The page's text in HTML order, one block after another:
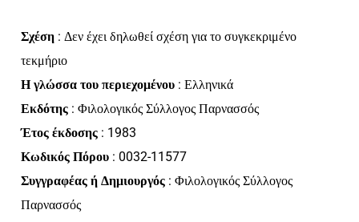
Σχέση: Δεν έχει δηλωθεί σχέση για το συγκεκριμένο
τεκμήριο
Η γλώσσα του περιεχομένου: Ελληνικά
Εκδότης: Φιλολογικός Σύλλογος Παρνασσός
Έτος έκδοσης: 1983
Κωδικός Πόρου: 0032-11577
Συγγραφέας ή Δημιουργός: Φιλολογικός Σύλλογος
Παρνασσός